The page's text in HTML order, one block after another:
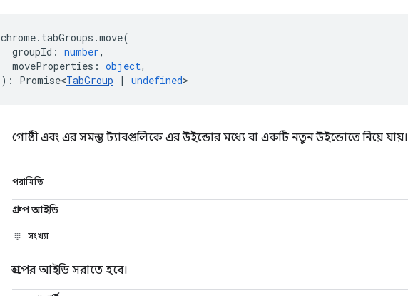
chrome. tabGroups .move(
groupId : number,
moveProperties : object,
) : Promise<TabGroup | undefined>
গোষ্ঠী এবং এর সমস্ত ট্যাবগুলিকে এর উইন্ডোর মধ্যে বা একটি নতুন উইন্ডোতে নিয়ে যায়।
পরামিতি
গ্রুপ আইডি
সংখ্যা
গ্রুপের আইডি সরাতে হবে।